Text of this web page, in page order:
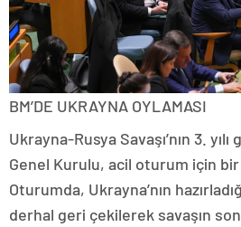
BM’DE UKRAYNA OYLAMASI
Ukrayna-Rusya Savaşı’nın 3.
Genel Kurulu, acil oturum için bir
Oturumda, Ukrayna’nın
derhal geri çekilerek savaşın